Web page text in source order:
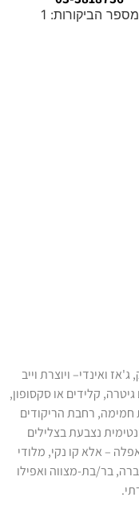
מספר הביקורות: 1
ואינדי– ויוצרת וייב
קלידים או סקסופון,
רחבת הריקודים
נצבעת בצלילים
– אלא קו נקי, מלודי
בר/בת-מצווה ואפילו